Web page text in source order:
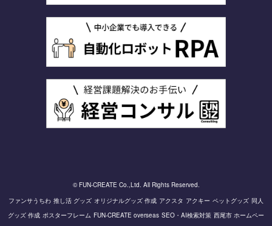
© FUN-CREATE Co.,Ltd. All Rights Reserved.
ファンサうちわ 推し活 グッズ オリジナルグッズ 作成 アクスタ アクキー ペットグッズ 同人
グッズ 作成 ポスターフレーム FUN-CREATE overseas SEO・AI検索対策 西尾市 ホームペー